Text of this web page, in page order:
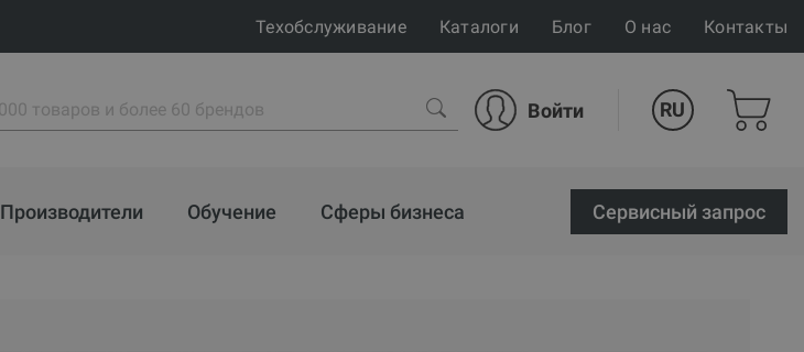
Техобслуживание Каталоги Блог О нас Контакты
Войти RU
Производители Обучение Сферы бизнеса Cервисный запрос